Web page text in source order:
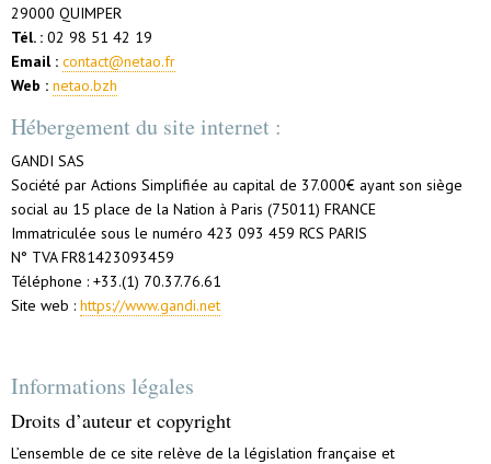
29000 QUIMPER
Tél. : 02 98 51 42 19
Email : contact@netao.fr
Web : netao.bzh
Hébergement du site internet :
GANDI SAS
Société par Actions Simplifiée au capital de 37.000€ ayant son siège
social au 15 place de la Nation à Paris (75011) FRANCE
Immatriculée sous le numéro 423 093 459 RCS PARIS
N° TVA FR81423093459
Téléphone : +33.(1) 70.37.76.61
Site web : https://www.gandi.net
Informations légales
Droits d’auteur et copyright
L’ensemble de ce site relève de la législation française et